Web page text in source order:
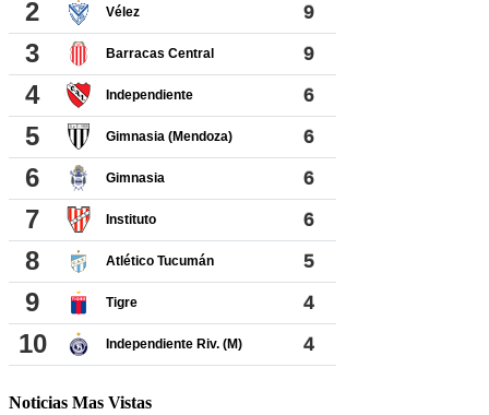
Noticias Mas Vistas